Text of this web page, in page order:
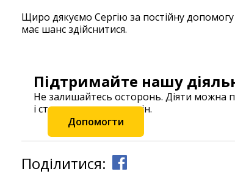
Щиро дякуємо Сергію за постійну
має шанс здійснитися.
Підтримайте нашу
Не залишайтесь осторонь. Діяти можна
і станьте частиною змін.
Допомогти
Поділитися: